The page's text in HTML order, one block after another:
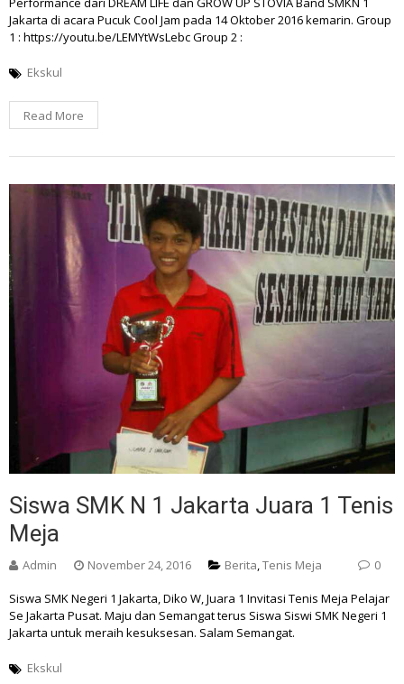
Jakarta di acara Pucuk Cool Jam pada 14 Oktober 2016 kemarin. Group
1 : https://youtu.be/LEMYtWsLebc Group 2 :
Ekskul
Read More
Siswa SMK N 1 Jakarta Juara 1 Tenis
Meja
Admin November 24, 2016 Berita,Tenis Meja 0
Siswa SMK Negeri 1 Jakarta, Diko W, Juara 1 Invitasi Tenis Meja Pelajar
Se Jakarta Pusat. Maju dan Semangat terus Siswa Siswi SMK Negeri 1
Jakarta untuk meraih kesuksesan. Salam Semangat.
Ekskul